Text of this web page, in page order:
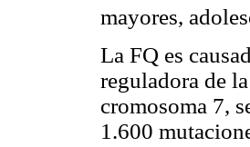
mayores,
La FQ es
reguladora de
cromosoma 7,
1.600